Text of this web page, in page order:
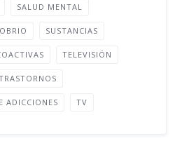
SALUD MENTAL
SUSTANCIAS
TELEVISIÓN
ADICCIONES TV